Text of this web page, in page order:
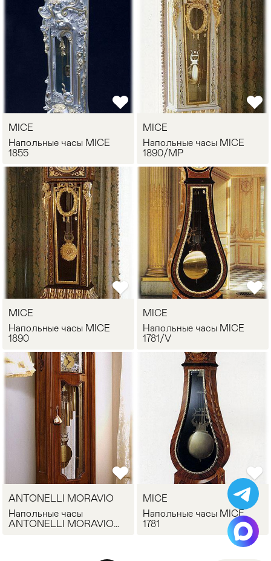
MICE
Напольные часы MICE
1855
MICE
Напольные часы MICE
1890/MP
MICE
Напольные часы MICE
1890
MICE
Напольные часы MICE
1781/V
ANTONELLI MORAVIO
Напольные часы
ANTONELLI MORAVIO
MICE
Напольные часы MICE
1781